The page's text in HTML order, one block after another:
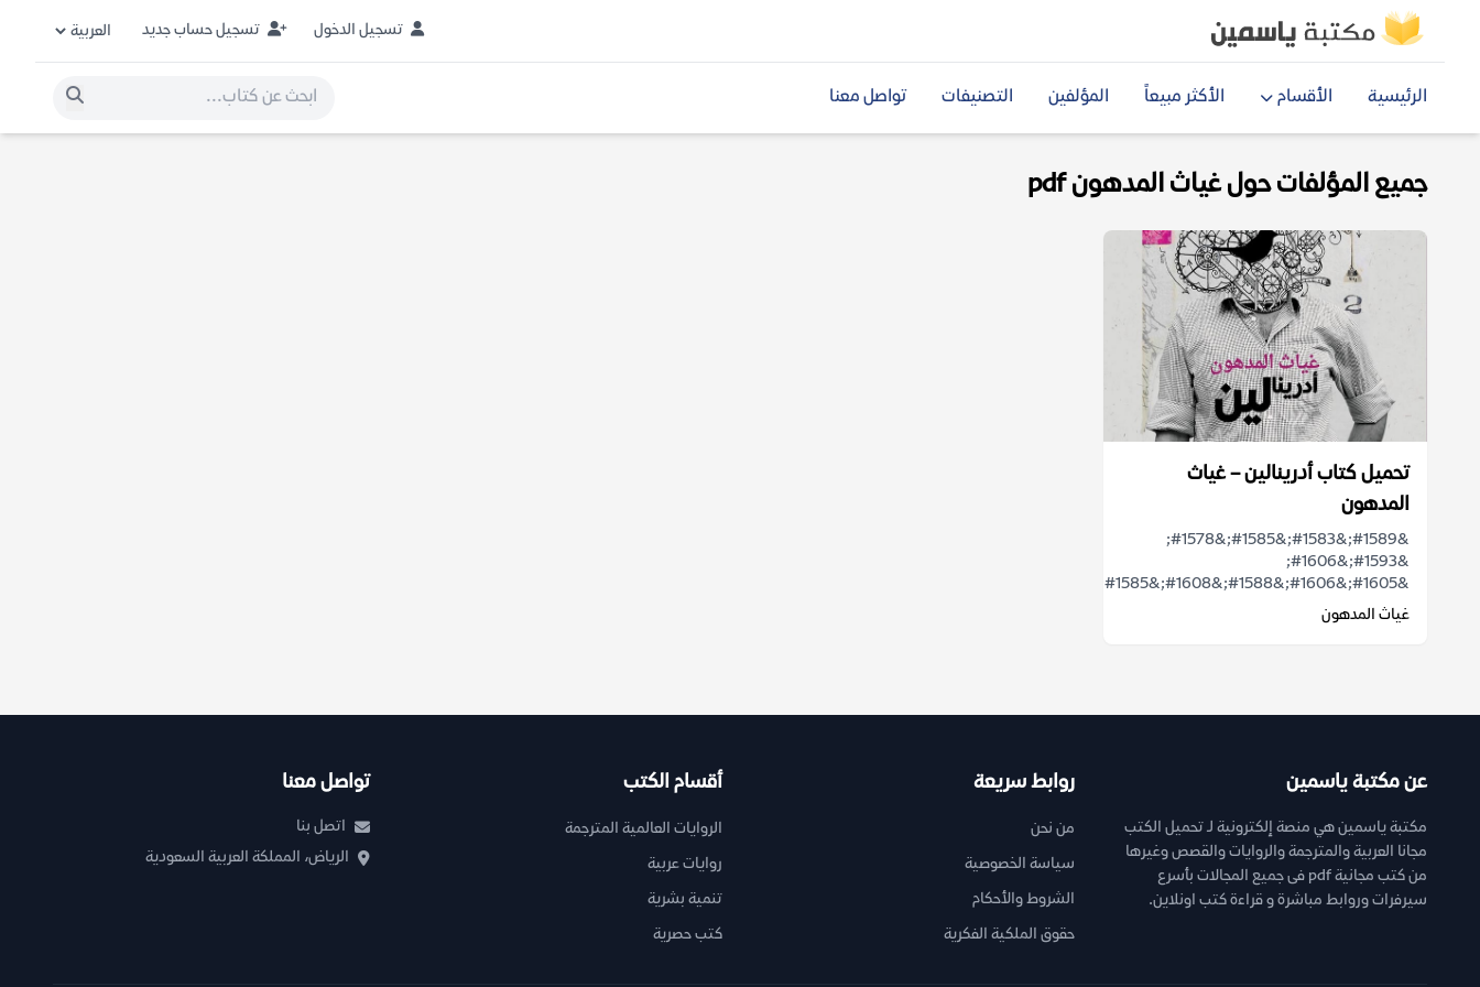
تسجيل الدخول تسجيل حساب جديد
الرئيسية الأقسام الأكثر مبيعاً المؤلفين التصنيفات تواصل معنا
جميع المؤلفات حول غياث المدهون pdf
تحميل كتاب أدرينالين – غياث
المدهون
&#1589;&#1583;&#1585;&#1578;
&#1593;&#1606;
&#1605;&#1606;&#1588;&#1608;&#1585;&...
غياث المدهون
عن مكتبة ياسمين
مكتبة ياسمين هي منصة إلكترونية لـ تحميل الكتب
مجانا العربية والمترجمة والروايات والقصص وغيرها
من كتب مجانية pdf فى جميع المجالات بأسرع
سيرفرات وروابط مباشرة و قراءة كتب اونلاين.
روابط سريعة
من نحن
سياسة الخصوصية
الشروط والأحكام
حقوق الملكية الفكرية
أقسام الكتب
الروايات العالمية المترجمة
روايات عربية
تنمية بشرية
كتب حصرية
تواصل معنا
اتصل بنا
الرياض، المملكة العربية السعودية